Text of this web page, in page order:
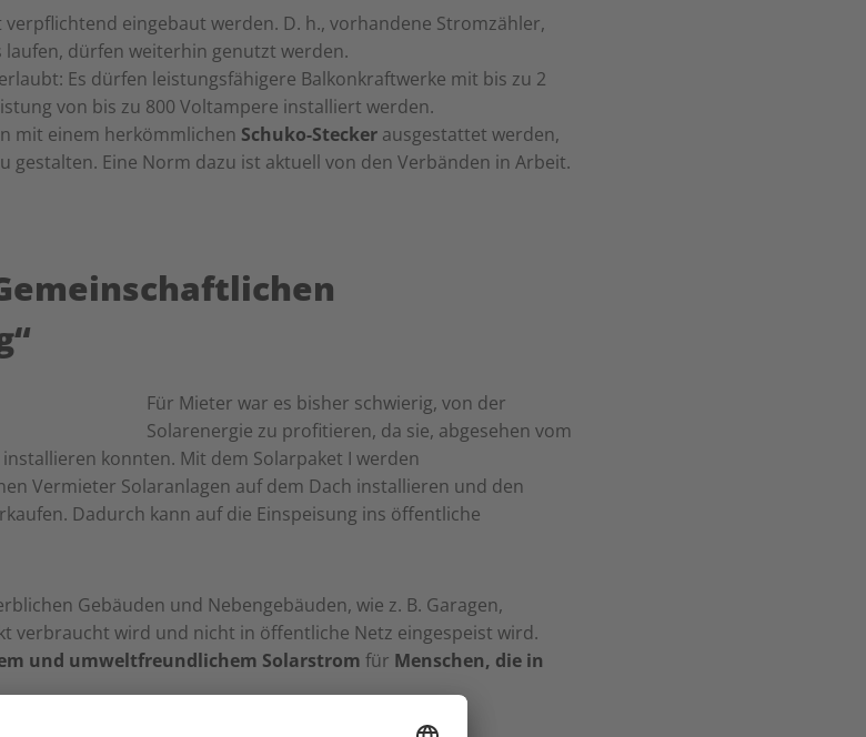
eingebaut werden. D. h., vorhandene Stromzähler,
dürfen weiterhin genutzt werden.
Es dürfen leistungsfähigere Balkonkraftwerke mit bis zu 2
von bis zu 800 Voltampere installiert werden.
mit einem herkömmlichen Schuko-Steckerausgestattet werden,
gestalten. Eine Norm dazu ist aktuell von den Verbänden in Arbeit.
Für Mieter war es bisher schwierig, von der
Solarenergie zu profitieren, da sie, abgesehen vom
konnten. Mit dem Solarpaket I werden
Vermieter Solaranlagen auf dem Dach installieren und den
Dadurch kann auf die Einspeisung ins öffentliche
Gebäuden und Nebengebäuden, wie z. B. Garagen,
verbraucht wird und nicht in öffentliche Netz eingespeist wird.
und umweltfreundlichem Solarstrom für Menschen, die in